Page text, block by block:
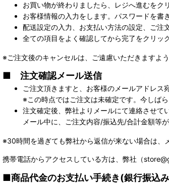
お買い物が終わりましたら、レジへ進むをク
お客様情報の入力をします。パスワードを書
配送設定の入力、お支払い方法の設定、ご注
全ての項目をよく確認してから完了をクリッ
※ご注文後のキャンセルは、ご遠慮いただきますよう
■ 注文確認メール送信
ご注文頂きますと、お客様のメールアドレス
※この時点ではご注文は未確定です。今しばら
注文確定後、弊社よりメールにて連絡させて
メール中に、ご注文内容/振込先/合計金額等が
※30時間を過ぎても弊社から返信が来ない場合は、
携帯電話からアクセスしている方は、弊社（
■商品代金のお支払い手続き(銀行振込